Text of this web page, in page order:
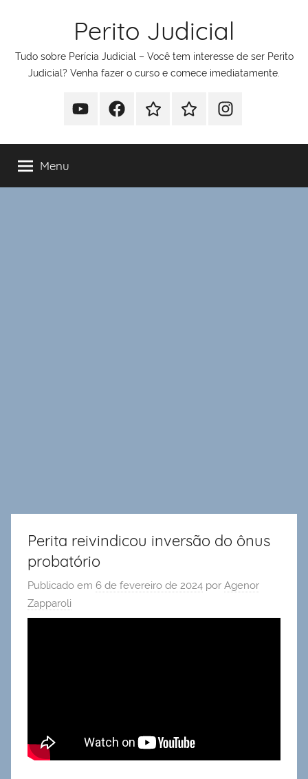
conteúdo
Perito Judicial
Tudo sobre Perícia Judicial – Você tem interesse de ser Perito
Judicial? Venha fazer o curso e comece imediatamente.
YoutubeFacebookWhatsappTelegramInstagram
Menu
Perita reivindicou inversão do ônus
probatório
Publicado em 6 de fevereiro de 2024 por Agenor
Zapparoli